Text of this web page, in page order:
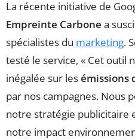
La récente initiative de
Empreinte Carbone a
spécialistes du marketing.
testé le service, « Cet outil
inégalée sur lesémissions
par nos campagnes. Nous
notre stratégie publicitaire
notre impact